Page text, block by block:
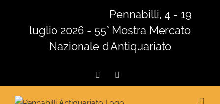
contenuto
Pennabilli, 4 - 19
luglio 2026 - 55° Mostra Mercato
Nazionale d'Antiquariato
Facebook